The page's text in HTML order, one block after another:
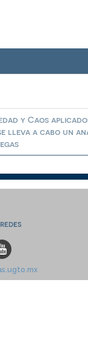
y Caos
lleva a cabo un